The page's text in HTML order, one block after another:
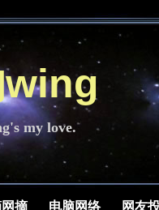
my love.
摘 电脑网络 网友